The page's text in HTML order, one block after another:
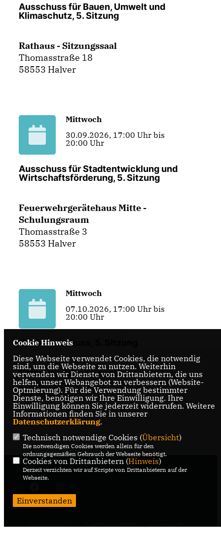
Ausschuss für Bauen, Umwelt und
Klimaschutz, 5. Sitzung
Rathaus - Sitzungssaal
Thomasstraße 18
58553 Halver
Mittwoch
30.09.2026, 17:00 Uhr bis
20:00 Uhr
Ausschuss für Stadtentwicklung und
Wirtschaftsförderung, 5. Sitzung
Feuerwehrgerätehaus Mitte -
Schulungsraum
Thomasstraße 3
58553 Halver
Mittwoch
07.10.2026, 17:00 Uhr bis
20:00 Uhr
Hauptausschuss, 5. Sitzung
Rathaus - Sitzungssaal
Thomasstraße 18
58553 Halver
IMPRESSUM DATENSCHUTZ KONTAKT
Cookie Hinweis
Diese Webseite verwendet Cookies, die notwendig
sind, um die Webseite zu nutzen. Weiterhin
verwenden wir Dienste von Drittanbietern, die uns
helfen, unser Webangebot zu verbessern (Website-
Optmierung). Für die Verwendung bestimmter
Dienste, benötigen wir Ihre Einwilligung. Ihre
Einwilligung können Sie jederzeit widerrufen. Weitere
Informationen finden Sie in unserer
Datenschutzerklärung.
Technisch notwendige Cookies (Übersicht)
Die notwendigen Cookies werden allein für den
ordnungsgemäßen Gebrauch der Webseite benötigt.
Cookies von Drittanbietern (Hinweis)
Derzeit verzichten wir auf Scripte von Drittanbietern auf der
Webseite.
Einverstanden